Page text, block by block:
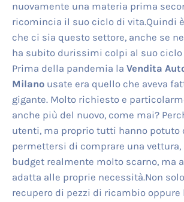
nuovamente una materia prima
ricomincia il suo ciclo di vita.Quindi
che ci sia questo settore, anche se
ha subito durissimi colpi al suo ciclo
Prima della pandemia la Vendita
Milanousate era quello che aveva
gigante. Molto richiesto e
anche più del nuovo, come mai?
utenti, ma proprio tutti hanno potuto
permettersi di comprare una vettura,
budget realmente molto scarno, ma
adatta alle proprie necessità.Non
recupero di pezzi di ricambio